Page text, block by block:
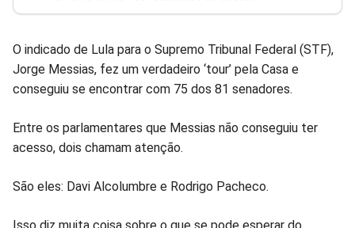
O indicado de Lula para o Supremo Tribunal Federal (STF),
Jorge Messias, fez um verdadeiro ‘tour’ pela Casa e
conseguiu se encontrar com 75 dos 81 senadores.
Entre os parlamentares que Messias não conseguiu ter
acesso, dois chamam atenção.
São eles: Davi Alcolumbre e Rodrigo Pacheco.